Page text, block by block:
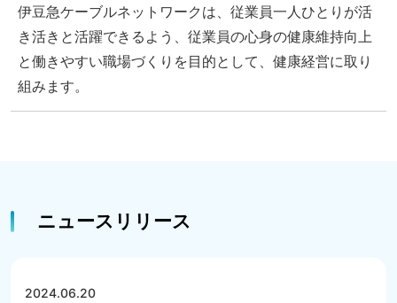
伊豆急ケーブルネットワークは、従業員一人ひとりが活
き活きと活躍できるよう、従業員の心身の健康維持向上
と働きやすい職場づくりを目的として、健康経営に取り
組みます。
ニュースリリース
2024.06.20